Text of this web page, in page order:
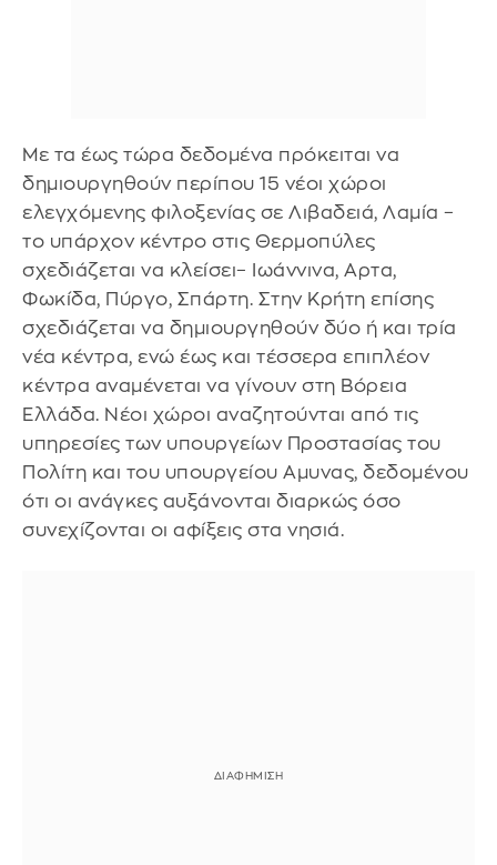
Με τα έως τώρα δεδομένα πρόκειται να
δημιουργηθούν περίπου 15 νέοι χώροι
ελεγχόμενης φιλοξενίας σε Λιβαδειά, Λαμία –
το υπάρχον κέντρο στις Θερμοπύλες
σχεδιάζεται να κλείσει– Ιωάννινα, Αρτα,
Φωκίδα, Πύργο, Σπάρτη. Στην Κρήτη επίσης
σχεδιάζεται να δημιουργηθούν δύο ή και τρία
νέα κέντρα, ενώ έως και τέσσερα επιπλέον
κέντρα αναμένεται να γίνουν στη Βόρεια
Ελλάδα. Νέοι χώροι αναζητούνται από τις
υπηρεσίες των υπουργείων Προστασίας του
Πολίτη και του υπουργείου Αμυνας, δεδομένου
ότι οι ανάγκες αυξάνονται διαρκώς όσο
συνεχίζονται οι αφίξεις στα νησιά.